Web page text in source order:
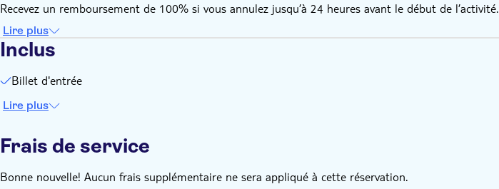
Recevez un remboursement de 100% si vous annulez jusqu’à 24 heures avant le début de l’activité.
Lire plus
Inclus
Billet d'entrée
Lire plus
Frais de service
Bonne nouvelle! Aucun frais supplémentaire ne sera appliqué à cette réservation.